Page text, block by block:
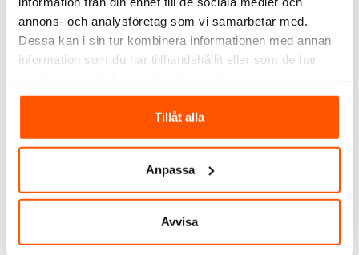
annons- och analysföretag som vi samarbetar med.
Dessa kan i sin tur kombinera informationen med annan
information som du har tillhandahållit eller som de har
Tillåt alla
Anpassa
Avvisa
Easee Laddkabel
I webblager: 6 st
DEFA eConnect Red
1 649,00 kr
Skickas inom 4-5 arbetsdagar